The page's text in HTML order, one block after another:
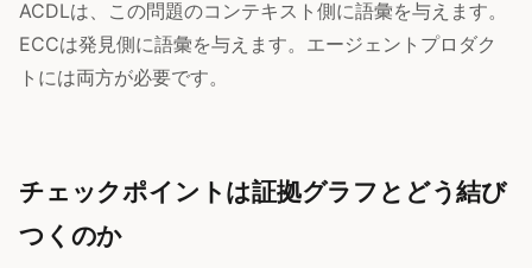
ACDLは、この問題のコンテキスト側に語彙を与えます。
ECCは発見側に語彙を与えます。エージェントプロダク
トには両方が必要です。
チェックポイントは証拠グラフとどう結び
つくのか